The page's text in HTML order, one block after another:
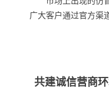
广大客户通过官方渠
共建诚信营商